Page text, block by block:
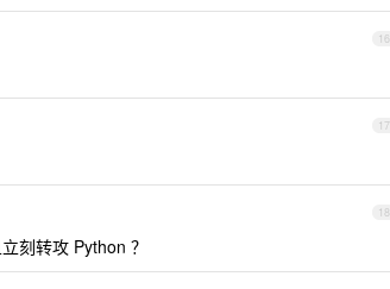
16
17
18
刻转攻 Python ？